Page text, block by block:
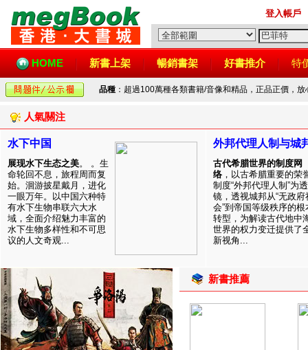
登入帳戶
HOME 新書上架 暢銷書架 好書推介 特
品種 ：超過100萬種各類書籍/音像和精品，正品正價，
人氣關注
水下中国
展现水下生态之美。 。生
命轮回不息，旅程周而复
始。洄游披星戴月，进化
一眼万年。以中国六种特
有水下生物串联六大水
域，全面介绍魅力丰富的
水下生物多样性和不可思
议的人文奇观...
外邦代理人制与城
古代希腊世界的制度网
络 ，以古希腊重要的荣
制度“外邦代理人制”为透
镜，透视城邦从“无政府
会”到帝国等级秩序的根
转型，为解读古代地中
世界的权力变迁提供了
新视角...
新書推薦